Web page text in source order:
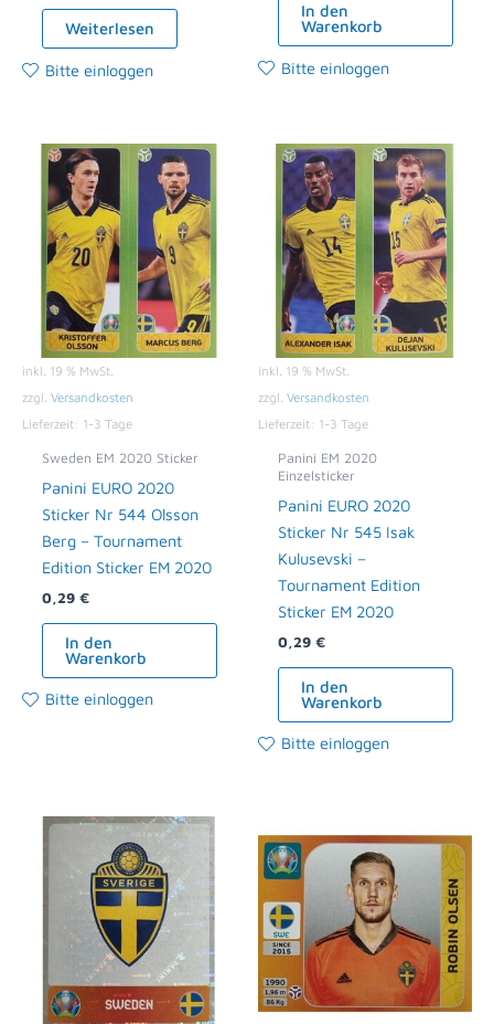
Weiterlesen
Bitte einloggen
In den
Warenkorb
Bitte einloggen
inkl. 19 % MwSt.
zzgl. Versandkosten
Lieferzeit: 1-3 Tage
Sweden EM 2020 Sticker
Panini EURO 2020
Sticker Nr 544 Olsson
Berg – Tournament
Edition Sticker EM 2020
0,29 €
In den
Warenkorb
Bitte einloggen
inkl. 19 % MwSt.
zzgl. Versandkosten
Lieferzeit: 1-3 Tage
Panini EM 2020
Einzelsticker
Panini EURO 2020
Sticker Nr 545 Isak
Kulusevski –
Tournament Edition
Sticker EM 2020
0,29 €
In den
Warenkorb
Bitte einloggen